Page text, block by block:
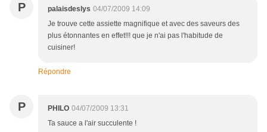
P palaisdeslys 04/07/2009 14:09
Je trouve cette assiette magnifique et avec des saveurs des
plus étonnantes en effet!!! que je n'ai pas l'habitude de
cuisiner!
Répondre
P PHILO 04/07/2009 13:31
Ta sauce a l'air succulente !